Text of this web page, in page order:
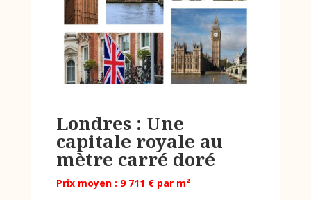
Londres : Une
capitale royale au
mètre carré doré
Prix moyen : 9 711 € par m²